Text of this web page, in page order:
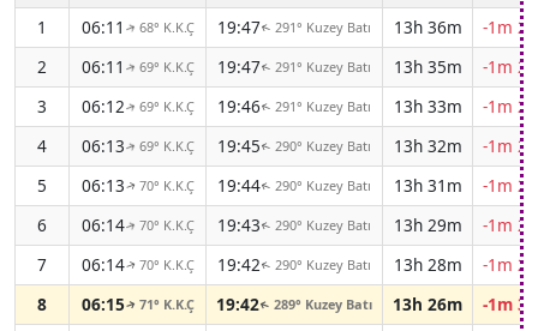
1
06:11 ↑ 68° K.K.Ç 19:47↑ 291° Kuzey Batı 13h 36m
-1m
2
06:11 ↑ 69° K.K.Ç 19:47↑ 291° Kuzey Batı 13h 35m
-1m
3
06:12↑ 69° K.K.Ç 19:46↑ 291° Kuzey Batı 13h 33m
-1m
4
06:13↑ 69° K.K.Ç 19:45↑ 290° Kuzey Batı 13h 32m
-1m
5
06:13↑ 70° K.K.Ç 19:44↑ 290° Kuzey Batı 13h 31m
-1m
6
06:14↑ 70° K.K.Ç 19:43↑ 290° Kuzey Batı 13h 29m
-1m
7
06:14↑ 70° K.K.Ç 19:42↑ 290° Kuzey Batı 13h 28m
-1m
8
06:15↑ 71° K.K.Ç 19:42↑289° Kuzey Batı 13h 26m
-1m